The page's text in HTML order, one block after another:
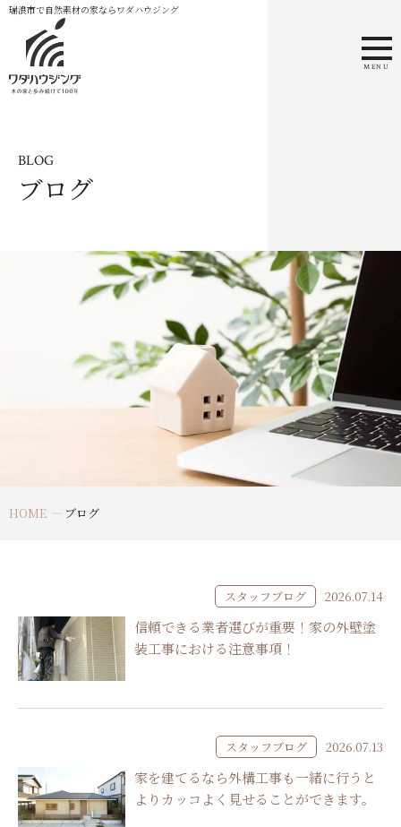
瑞浪市で自然素材の家ならワダハウジング
MENU
BLOG
ブログ
HOME ブログ
スタッフブログ 2026.07.14
信頼できる業者選びが重要！家の外壁塗
装工事における注意事項！
スタッフブログ 2026.07.13
家を建てるなら外構工事も一緒に行うと
よりカッコよく見せることができます。